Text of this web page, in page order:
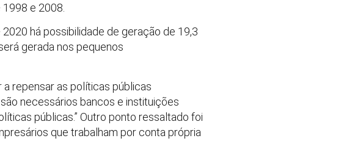
e 2008.
há possibilidade de geração de 19,3
gerada nos pequenos
repensar as políticas públicas
necessários bancos e instituições
públicas.” Outro ponto ressaltado foi
que trabalham por conta própria